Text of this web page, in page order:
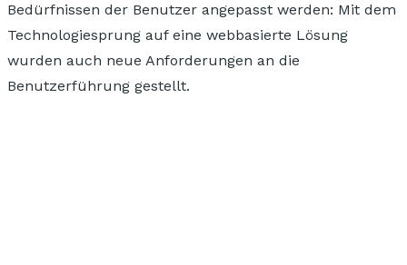
Bedürfnissen der Benutzer angepasst werden: Mit dem
Technologiesprung auf eine webbasierte Lösung
wurden auch neue Anforderungen an die
Benutzerführung gestellt.